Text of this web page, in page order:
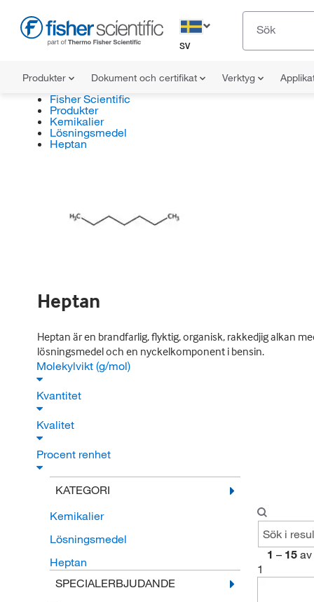
SV
Produkter Dokument och certifikat Verktyg
Fisher Scientific
Produkter
Kemikalier
Lösningsmedel
Heptan
Heptan
Heptan är en brandfarlig, flyktig, organisk, rakkedjig alkan
lösningsmedel och en nyckelkomponent i bensin.
Molekylvikt (g/mol)
Kvantitet
Kvalitet
Procent renhet
KATEGORI
Kemikalier
Lösningsmedel
Heptan
SPECIALERBJUDANDE
1 – 15 av
1